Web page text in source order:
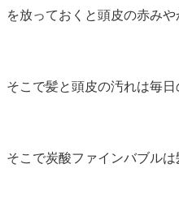
を放っておくと頭皮の赤み
そこで髪と頭皮の汚れは毎
そこで炭酸ファインバブル